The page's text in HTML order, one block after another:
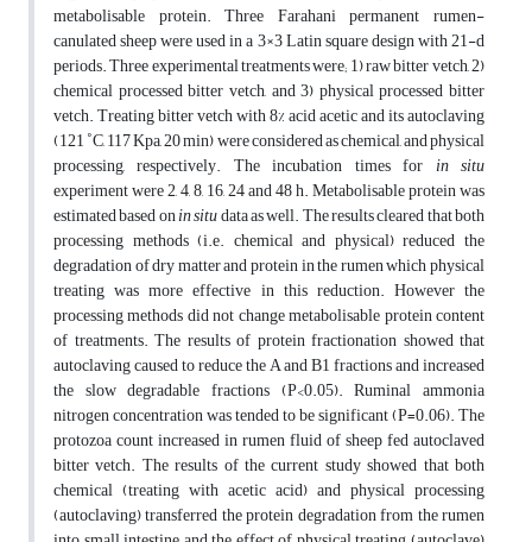
metabolisable protein. Three Farahani permanent rumen-
canulated sheep were used in a 3×3 Latin square design with 21-d
periods. Three experimental treatments were; 1) raw bitter vetch, 2)
chemical processed bitter vetch, and 3) physical processed bitter
vetch. Treating bitter vetch with 8% acid acetic and its autoclaving
(121 ˚C, 117 Kpa, 20 min) were considered as chemical, and physical
processing, respectively. The incubation times for in situ
experiment were 2, 4, 8, 16, 24 and 48 h. Metabolisable protein was
estimated based onin situdata as well. The results cleared that both
processing methods (i.e. chemical and physical) reduced the
degradation of dry matter and protein in the rumen which physical
treating was more effective in this reduction. However the
processing methods did not change metabolisable protein content
of treatments. The results of protein fractionation showed that
autoclaving caused to reduce the A and B1 fractions and increased
the slow degradable fractions (P<0.05). Ruminal ammonia
nitrogen concentration was tended to be significant (P=0.06). The
protozoa count increased in rumen fluid of sheep fed autoclaved
bitter vetch. The results of the current study showed that both
chemical (treating with acetic acid) and physical processing
(autoclaving) transferred the protein degradation from the rumen